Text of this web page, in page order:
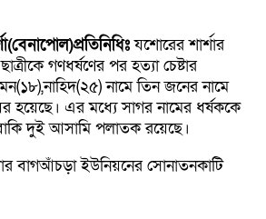
যশোরের শার্শার
গণধর্ষণের পর হত্যা চেষ্টার
নামে তিন জনের নামে
হয়েছে। এর মধ্যে সাগর নামের ধর্ষককে
দুই আসামি পলাতক রয়েছে।
বাগআঁচড়া ইউনিয়নের সোনাতনকাটি